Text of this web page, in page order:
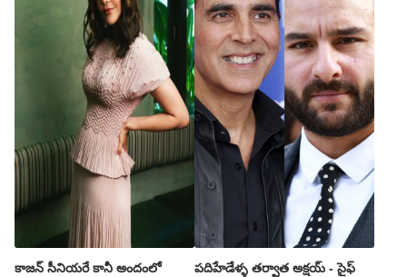
కాజన్ సీనియరే కానీ అందంలో
పదిహేడేళ్ళ తర్వాత అక్షయ్ - సైఫ్